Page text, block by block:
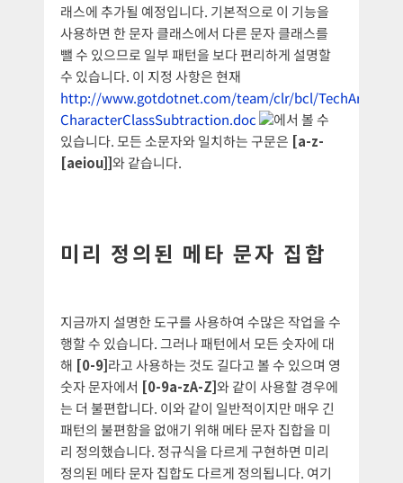
래스에 추가될 예정입니다. 기본적으로 이 기능을
사용하면 한 문자 클래스에서 다른 문자 클래스를
뺄 수 있으므로 일부 패턴을 보다 편리하게 설명할
수 있습니다. 이 지정 사항은 현재
http://www.gotdotnet.com/team/clr/bcl/TechArticles/
CharacterClassSubtraction.doc
에서 볼 수
있습니다. 모든 소문자와 일치하는 구문은 [a-z-
[aeiou]]와 같습니다.
미리 정의된 메타 문자 집합
지금까지 설명한 도구를 사용하여 수많은 작업을 수
행할 수 있습니다. 그러나 패턴에서 모든 숫자에 대
해 [0-9]라고 사용하는 것도 길다고 볼 수 있으며 영
숫자 문자에서 [0-9a-zA-Z]와 같이 사용할 경우에
는 더 불편합니다. 이와 같이 일반적이지만 매우 긴
패턴의 불편함을 없애기 위해 메타 문자 집합을 미
리 정의했습니다. 정규식을 다르게 구현하면 미리
정의된 메타 문자 집합도 다르게 정의됩니다. 여기